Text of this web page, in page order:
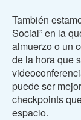
También
Social” en la
almuerzo o un
de la hora que
puede ser
checkpoints
espacio.